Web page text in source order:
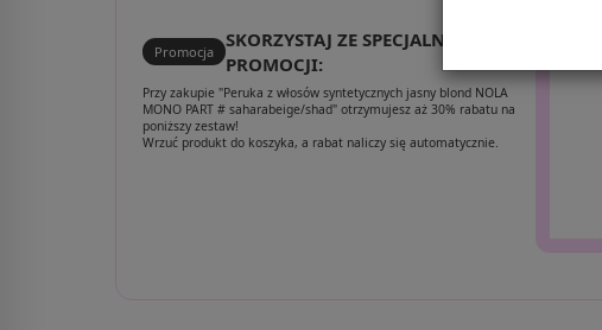
Promocja
SKORZYSTAJ ZE SPECJALNEJ
PROMOCJI:
Przy zakupie "Peruka z włosów syntetycznych jasny blond NOLA
MONO PART # saharabeige/shad" otrzymujesz aż 30% rabatu na
poniższy zestaw!
Wrzuć produkt do koszyka, a rabat naliczy się automatycznie.